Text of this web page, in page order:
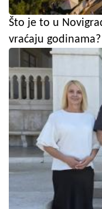
Što je to u
vraćaju